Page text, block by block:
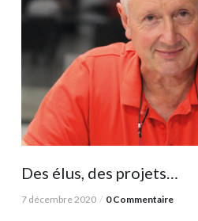
Des élus, des projets…
7 décembre 2020 0 Commentaire